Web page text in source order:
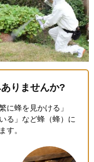
りませんか?
に蜂を見かける」
る」など蜂（蜂）に
す。